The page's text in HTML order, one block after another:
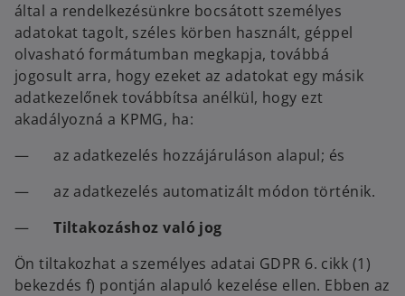
által a rendelkezésünkre bocsátott személyes
adatokat tagolt, széles körben használt, géppel
olvasható formátumban megkapja, továbbá
jogosult arra, hogy ezeket az adatokat egy másik
adatkezelőnek továbbítsa anélkül, hogy ezt
akadályozná a KPMG, ha:
— az adatkezelés hozzájáruláson alapul; és
— az adatkezelés automatizált módon történik.
—Tiltakozáshoz való jog
Ön tiltakozhat a személyes adatai GDPR 6. cikk (1)
bekezdés f) pontján alapuló kezelése ellen. Ebben az